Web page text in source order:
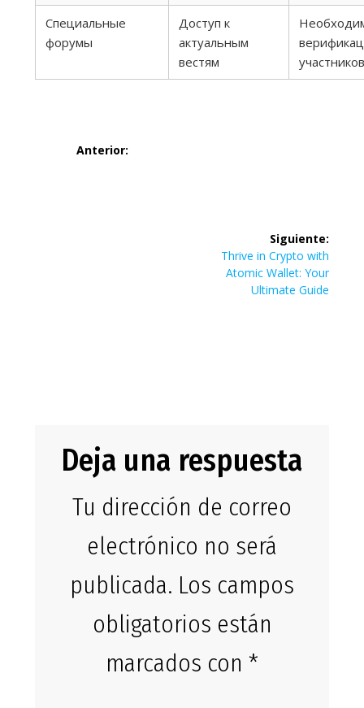
Специальные
форумы
Доступ к
актуальным
вестям
участников
Navegación
Anterior:
Siguiente:
Siguiente
entrada:
Thrive in Crypto with
Atomic Wallet: Your
Ultimate Guide
Deja una respuesta
Tu dirección de correo
electrónico no será
publicada. Los campos
obligatorios están
marcados con *